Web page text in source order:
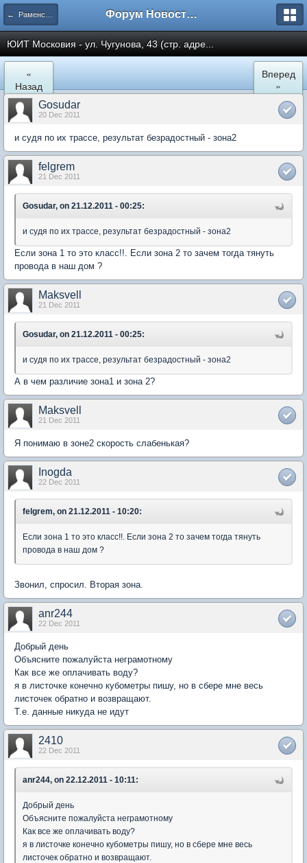
← Раменское Форум Новостройки
ЮИТ Московия - ул. Чугунова, 43 (стр. адре...
«
Назад
Вперед
»
Gosudar
20 Dec 2011
и судя по их трассе, результат безрадостный - зона2
felgrem
21 Dec 2011
Gosudar, on 21.12.2011 - 00:25:
и судя по их трассе, результат безрадостный - зона2
Если зона 1 то это класс!!. Если зона 2 то зачем тогда тянуть
провода в наш дом ?
Maksvell
21 Dec 2011
Gosudar, on 21.12.2011 - 00:25:
и судя по их трассе, результат безрадостный - зона2
А в чем различие зона1 и зона 2?
Maksvell
21 Dec 2011
Я понимаю в зоне2 скорость слабенькая?
Inogda
22 Dec 2011
felgrem, on 21.12.2011 - 10:20:
Если зона 1 то это класс!!. Если зона 2 то зачем тогда тянуть
провода в наш дом ?
Звонил, спросил. Вторая зона.
anr244
22 Dec 2011
Добрый день
Объясните пожалуйста неграмотному
Как все же оплачивать воду?
я в листочке конечно кубометры пишу, но в сбере мне весь
листочек обратно и возвращают.
Т.е. данные никуда не идут
2410
22 Dec 2011
anr244, on 22.12.2011 - 10:11:
Добрый день
Объясните пожалуйста неграмотному
Как все же оплачивать воду?
я в листочке конечно кубометры пишу, но в сбере мне весь
листочек обратно и возвращают.